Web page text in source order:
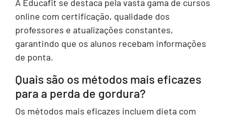
A Educafit se destaca pela vasta gama de cursos
online com certificação, qualidade dos
professores e atualizações constantes,
garantindo que os alunos recebam informações
de ponta.
Quais são os métodos mais eficazes
para a perda de gordura?
Os métodos mais eficazes incluem dieta com